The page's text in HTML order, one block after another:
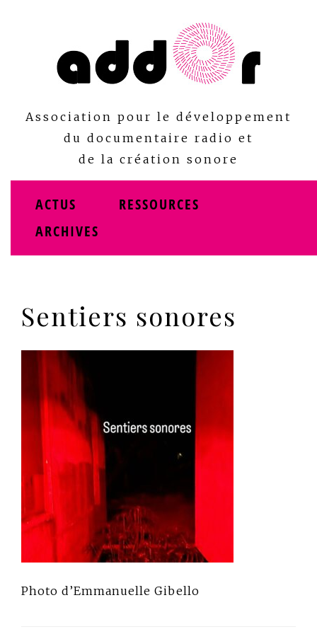
Association pour le développement
du documentaire radio et
de la création sonore
ACTUS
RESSOURCES
ARCHIVES
Sentiers sonores
Photo d’Emmanuelle Gibello